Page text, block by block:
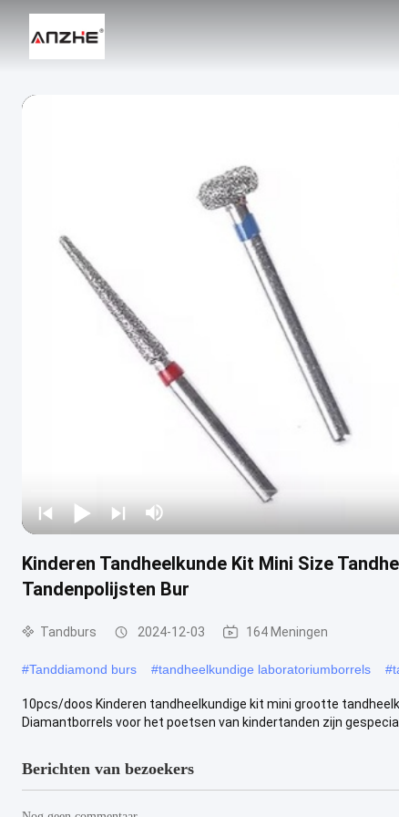
Kinderen Tandheelkunde Kit Mini Size
Tandenpolijsten Bur
Tandburs 2024-12-03 164 Meningen
#Tanddiamond burs #tandheelkundige laboratoriumborrels #
10pcs/doos Kinderen tandheelkundige kit mini grootte
Diamantborrels voor het poetsen van kindertanden zijn
Berichten van bezoekers